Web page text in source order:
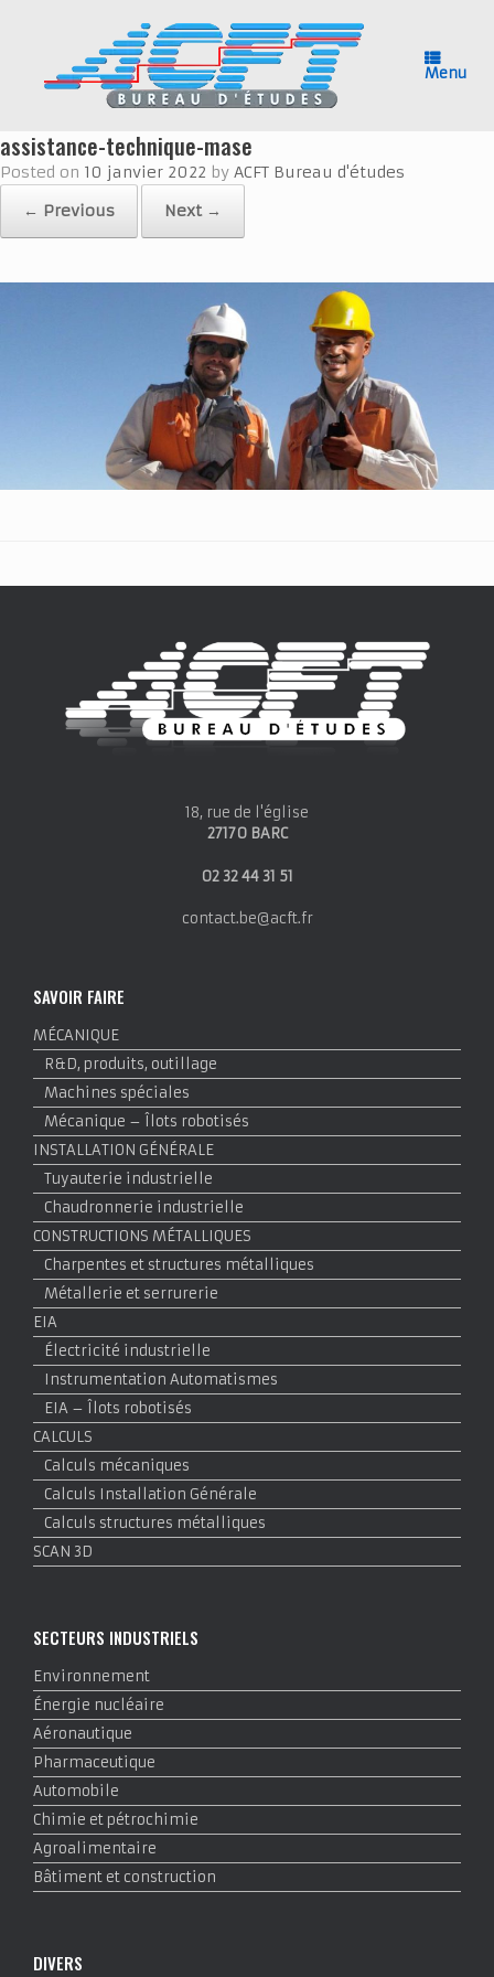
Menu
assistance-technique-mase
Posted on 10 janvier 2022 by ACFT Bureau d'études
← Previous
Next →
18, rue de l'église
27170 BARC
02 32 44 31 51
contact.be@acft.fr
SAVOIR FAIRE
MÉCANIQUE
R&D, produits, outillage
Machines spéciales
Mécanique – Îlots robotisés
INSTALLATION GÉNÉRALE
Tuyauterie industrielle
Chaudronnerie industrielle
CONSTRUCTIONS MÉTALLIQUES
Charpentes et structures métalliques
Métallerie et serrurerie
EIA
Électricité industrielle
Instrumentation Automatismes
EIA – Îlots robotisés
CALCULS
Calculs mécaniques
Calculs Installation Générale
Calculs structures métalliques
SCAN 3D
SECTEURS INDUSTRIELS
Environnement
Énergie nucléaire
Aéronautique
Pharmaceutique
Automobile
Chimie et pétrochimie
Agroalimentaire
Bâtiment et construction
DIVERS